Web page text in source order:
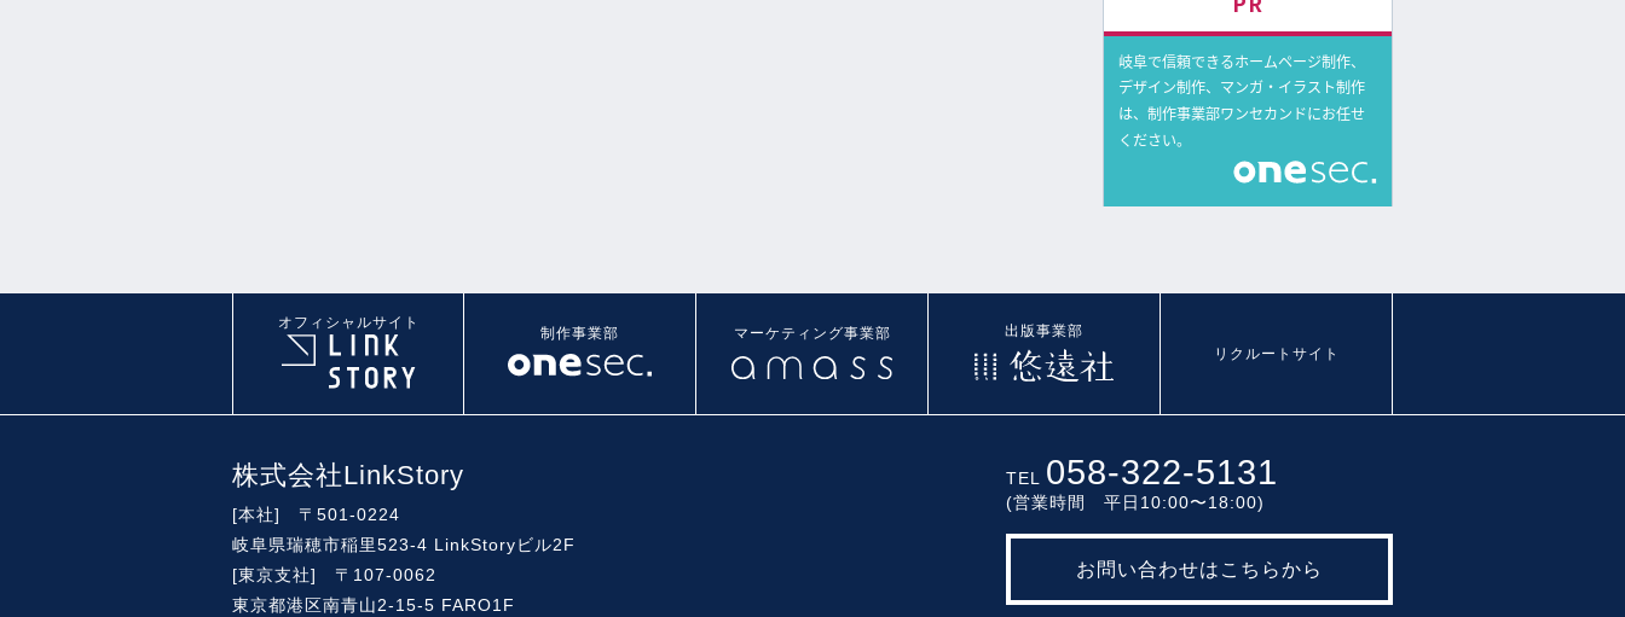
PR
オフィシャルサイト
制作事業部 マーケティング事業部
出版事業部
リクルートサイト
株式会社LinkStory
[本社] 〒501-0224
岐阜県瑞穂市稲里523-4 LinkStoryビル2F
[東京支社] 〒107-0062
東京都港区南青山2-15-5 FARO1F
TEL 058-322-5131
(営業時間 平日10:00〜18:00)
お問い合わせはこちらから